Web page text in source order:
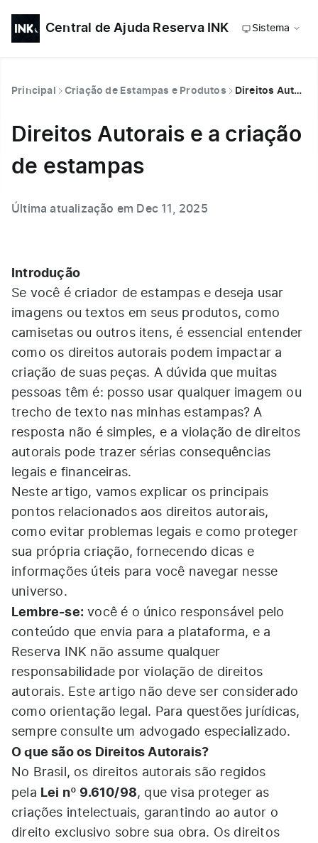
Central de Ajuda Reserva INK Sistema
Principal Criação de Estampas e Produtos Direitos Autorais e a criação de estampas
Direitos Autorais e a criação
de estampas
Última atualização em Dec 11, 2025
Introdução
Se você é criador de estampas e deseja usar
imagens ou textos em seus produtos, como
camisetas ou outros itens, é essencial entender
como os direitos autorais podem impactar a
criação de suas peças. A dúvida que muitas
pessoas têm é: posso usar qualquer imagem ou
trecho de texto nas minhas estampas? A
resposta não é simples, e a violação de direitos
autorais pode trazer sérias consequências
legais e financeiras.
Neste artigo, vamos explicar os principais
pontos relacionados aos direitos autorais,
como evitar problemas legais e como proteger
sua própria criação, fornecendo dicas e
informações úteis para você navegar nesse
universo.
Lembre-se: você é o único responsável pelo
conteúdo que envia para a plataforma, e a
Reserva INK não assume qualquer
responsabilidade por violação de direitos
autorais. Este artigo não deve ser considerado
como orientação legal. Para questões jurídicas,
sempre consulte um advogado especializado.
O que são os Direitos Autorais?
No Brasil, os direitos autorais são regidos
pela Lei nº 9.610/98, que visa proteger as
criações intelectuais, garantindo ao autor o
direito exclusivo sobre sua obra. Os direitos